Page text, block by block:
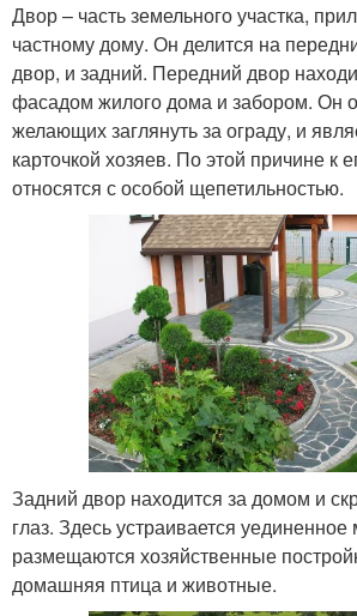
Двор – часть земельного участка,
частному дому. Он делится на
двор, и задний. Передний двор
фасадом жилого дома и забором. Он
желающих заглянуть за ограду, и
карточкой хозяев. По этой причине к
относятся с особой щепетильностью.
Задний двор находится за домом и
глаз. Здесь устраивается уединенное
размещаются хозяйственные
домашняя птица и животные.